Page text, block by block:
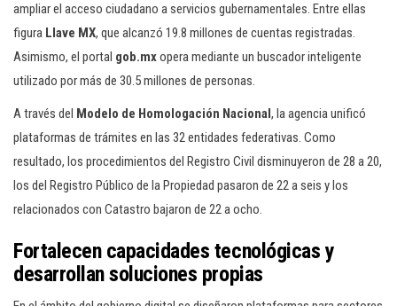
ampliar el acceso ciudadano a servicios gubernamentales. Entre ellas
figura Llave MX, que alcanzó 19.8 millones de cuentas registradas.
Asimismo, el portal gob.mxopera mediante un buscador inteligente
utilizado por más de 30.5 millones de personas.
A través del Modelo de Homologación Nacional, la agencia unificó
plataformas de trámites en las 32 entidades federativas. Como
resultado, los procedimientos del Registro Civil disminuyeron de 28 a 20,
los del Registro Público de la Propiedad pasaron de 22 a seis y los
relacionados con Catastro bajaron de 22 a ocho.
Fortalecen capacidades tecnológicas y
desarrollan soluciones propias